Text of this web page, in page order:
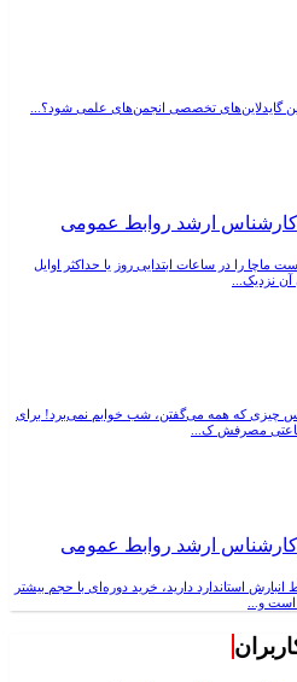
گایدلاین‌های تخصصی انجمن‌های علمی شود؟...
ارشد روابط عمومی
ماچا را در ساعات ابتدایی روز یا حداکثر اوایل
نزدیک...
چیزی که همه می‌گفتن، شب خوابم نمی‌برد! برای
ساعتی مصرفش ک...
ارشد روابط عمومی
استاندارد دارید، خرید دوره‌ای با حجم بیشتر
و...